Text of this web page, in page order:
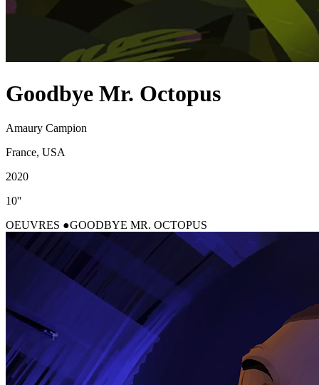
Goodbye Mr. Octopus
Amaury Campion
France, USA
2020
10''
OEUVRES
GOODBYE MR. OCTOPUS